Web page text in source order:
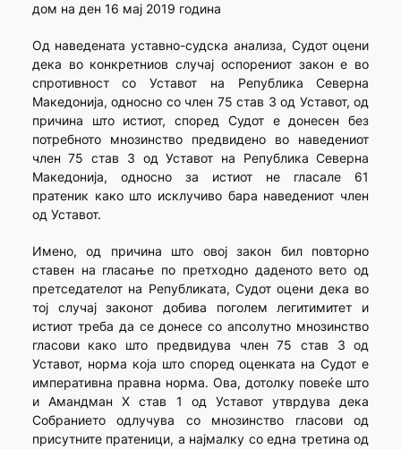
дом на ден 16 мај 2019 година
Од наведената уставно-судска анализа, Судот оцени
дека во конкретниов случај оспорениот закон е во
спротивност со Уставот на Република Северна
Македонија, односно со член 75 став 3 од Уставот, од
причина што истиот, според Судот е донесен без
потребното мнозинство предвидено во наведениот
член 75 став 3 од Уставот на Република Северна
Македонија, односно за истиот не гласале 61
пратеник како што исклучиво бара наведениот член
од Уставот.
Имено, од причина што овој закон бил повторно
ставен на гласање по претходно даденото вето од
претседателот на Републиката, Судот оцени дека во
тој случај законот добива поголем легитимитет и
истиот треба да се донесе со апсолутно мнозинство
гласови како што предвидува член 75 став 3 од
Уставот, норма која што според оценката на Судот е
императивна правна норма. Ова, дотолку повеќе што
и Амандман X став 1 од Уставот утврдува дека
Собранието одлучува со мнозинство гласови од
присутните пратеници, а најмалку со една третина од